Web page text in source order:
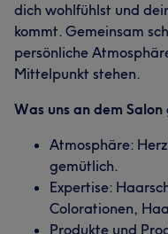
dich wohlfühlst und
kommt. Gemeinsam
persönliche
Mittelpunkt stehen.
Was uns an dem
Atmosphäre:
gemütlich.
Expertise:
Colorationen,
Produkte und